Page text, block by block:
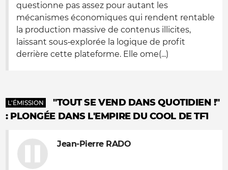
questionne pas assez pour autant les
mécanismes économiques qui rendent rentable
la production massive de contenus illicites,
laissant sous‑explorée la logique de profit
derrière cette plateforme. Elle ome(...)
L'ÉMISSION
"TOUT SE VEND DANS QUOTIDIEN !"
: PLONGÉE DANS L'EMPIRE DU COOL DE TF1
Jean-Pierre RADO